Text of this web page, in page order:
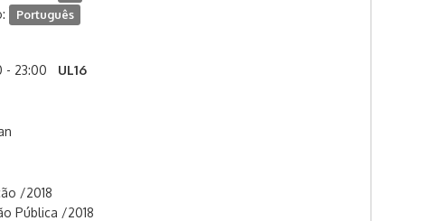
Português
- 23:00
UL16
/2018
Pública /2018